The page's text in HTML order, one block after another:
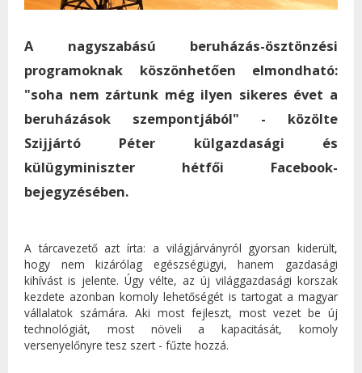
A nagyszabású beruházás-ösztönzési
programoknak köszönhetően elmondható:
"soha nem zártunk még ilyen sikeres évet a
beruházások szempontjából" - közölte
Szijjártó Péter külgazdasági és
külügyminiszter hétfői Facebook-
bejegyzésében.
A tárcavezető azt írta: a világjárványról gyorsan kiderült,
hogy nem kizárólag egészségügyi, hanem gazdasági
kihívást is jelente. Úgy vélte, az új világgazdasági korszak
kezdete azonban komoly lehetőségét is tartogat a magyar
vállalatok számára. Aki most fejleszt, most vezet be új
technológiát, most növeli a kapacitását, komoly
versenyelőnyre tesz szert - fűzte hozzá.